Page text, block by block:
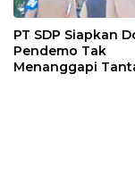
PT SDP Siapkan
Pendemo Tak
Menanggapi